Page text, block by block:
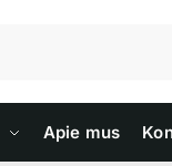
Apie mus